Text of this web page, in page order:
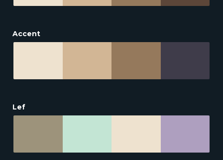
Accent
Lef